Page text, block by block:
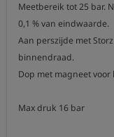
Meetbereik tot 25 bar.
0,1 % van eindwaarde.
Aan perszijde met
binnendraad.
Dop met magneet
Max druk 16 bar